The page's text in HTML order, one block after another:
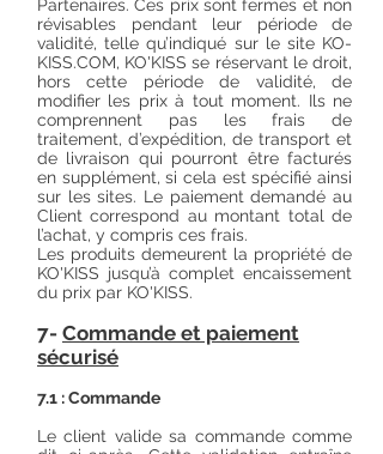
Partenaires. Ces prix sont fermes et non
révisables pendant leur période de
validité, telle qu’indiqué sur le site KO-
KISS.COM, KO'KISS se réservant le droit,
hors cette période de validité, de
modifier les prix à tout moment. Ils ne
comprennent pas les frais de
traitement, d’expédition, de transport et
de livraison qui pourront être facturés
en supplément, si cela est spécifié ainsi
sur les sites. Le paiement demandé au
Client correspond au montant total de
l’achat, y compris ces frais.
Les produits demeurent la propriété de
KO'KISS jusqu’à complet encaissement
du prix par KO'KISS.
7- Commande et paiement
sécurisé
7.1 : Commande
Le client valide sa commande comme